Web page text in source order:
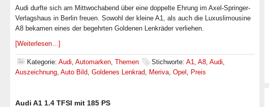
Audi durfte sich am Mittwochabend über eine doppelte Ehrung im Axel-Springer-
Verlagshaus in Berlin freuen. Sowohl der kleine A1, als auch die Luxuslimousine
A8 bekamen eines der begehrten Goldenen Lenkräder verliehen.
[Weiterlesen…]
Kategorie: Audi, Automarken, Themen Stichworte: A1, A8, Audi,
Auszeichnung, Auto Bild, Goldenes Lenkrad, Meriva, Opel , Preis
Audi A1 1.4 TFSI mit 185 PS